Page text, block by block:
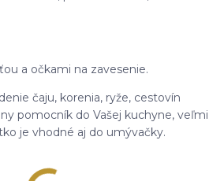
a očkami na zavesenie.
čaju, korenia, ryže, cestovín
pomocník do Vašej kuchyne, veľmi
je vhodné aj do umývačky.